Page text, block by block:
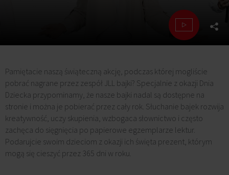
Pamiętacie naszą świąteczną akcję, podczas której mogliście
pobrać nagrane przez zespół JLL bajki? Specjalnie z okazji Dnia
Dziecka przypominamy, że nasze bajki nadal są dostępne na
stronie i można je pobierać przez cały rok. Słuchanie bajek rozwija
kreatywność, uczy skupienia, wzbogaca słownictwo i często
zachęca do sięgnięcia po papierowe egzemplarze lektur.
Podarujcie swoim dzieciom z okazji ich święta prezent, którym
mogą się cieszyć przez 365 dni w roku.